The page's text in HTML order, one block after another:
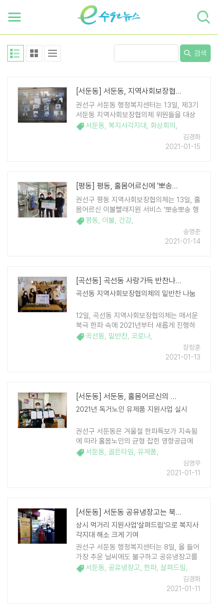
검색
[서둔동] 서둔동, 지역사회보장협의체 화상회의 통해 복지사각지대 대상자 살펴
권선구 서둔동 행정복지센터는 13일, 제3기
서둔동 지역사회보장협의체 위원들을 대상
으로 화상회의 프로그램(zoom) 사용법을
교육하고 집합금지 명령으로 인해 사업 진행
이 어려운 '사두남 음식만들기' 대체 방안 등
서둔동, 복지사각지대, 화상회의 ,
김경화
2021-01-15
[평동] 평동, 홀몸어르신에 '뽀송뽀송 행복 이부자리' 제공
권선구 평동 지역사회보장협의체는 13일, 홀
몸어르신 이불빨래지원 서비스 '뽀송뽀송 행
복 이부자리' 사업을 실시했다. 이 사업은 평
동 지역독지가(안병연, 현대I세탁소 운영)의
재능기부 및 지역사회보장협의체 위원들의
평동, 이불, 건강,
송영준
2021-01-14
[곡선동] 곡선동 사랑가득 반찬나눔
곡선동 지역사회보장협의체의 밑반찬 나눔
12일, 곡선동 지역사회보장협의체는 매서운
북극 한파 속에 2021년부터 새롭게 진행하
는 사업인 '사랑가득 반찬나눔'을 추진했다.
반찬은 홀몸노인이나 혼자 거주하는 장애인
등 반찬을 혼자서 만들기 어려운 곡선동 ..
곡선동, 밑반찬, 코로나,
장정훈
2021-01-13
[서둔동] 서둔동, 홀몸어르신의 안전 골든타임 신속 대응 위해 협약
2021년 독거노인 유제품 지원사업 실시
권선구 서둔동은 겨울철 한파특보가 지속됨
에 따라 홀몸노인의 균형 잡힌 영향공급에
도움을 주고, 가정방문을 통해 건강상태 등
안부를 확인하고자 '2021년 독거노인 유제
서둔동, 골든타임, 유제품,
심영무
2021-01-11
[서둔동] 서둔동 공유냉장고는 북극 한파에도 열일 중
상시 먹거리 지원사업'살펴드림'으로 복지사
각지대 해소 크게 기여
권선구 서둔동 행정복지센터는 8일, 올 들어
가장 추운 날씨에도 불구하고 공유냉장고를
찾는 취약계층 대상자를 위해 백미와 라면을
지원하고 공유냉장고 위치를 누구나 쉽게 찾
을 수 있도록 배너를 설치하였다. ..
서둔동, 공유냉장고, 한파, 살펴드림,
김경화
2021-01-11